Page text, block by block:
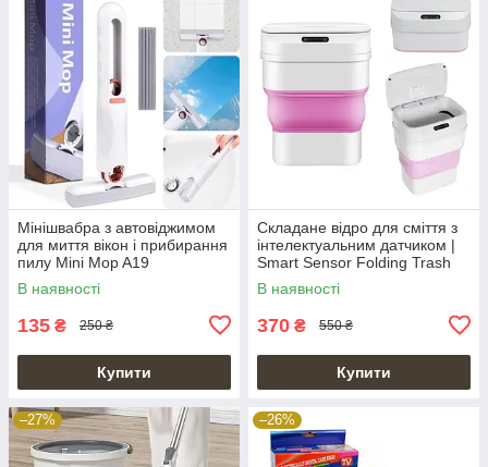
Мінішвабра з автовіджимом
для миття вікон і прибирання
пилу Mini Mop A19
В наявності
135 ₴ 250 ₴
Купити
Складане відро для сміття з
інтелектуальним датчиком |
Smart Sensor Folding Trash
Can Dustbin
В наявності
370 ₴ 550 ₴
Купити
–27% –26%